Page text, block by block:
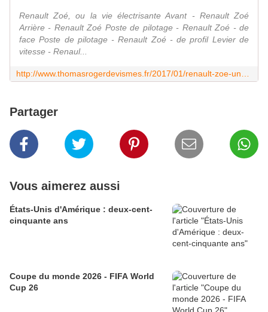
Renault Zoé, ou la vie électrisante Avant - Renault Zoé
Arrière - Renault Zoé Poste de pilotage - Renault Zoé - de
face Poste de pilotage - Renault Zoé - de profil Levier de
vitesse - Renaul...
Partager
Vous aimerez aussi
États-Unis d'Amérique : deux-cent-
cinquante ans
Coupe du monde 2026 - FIFA World
Cup 26